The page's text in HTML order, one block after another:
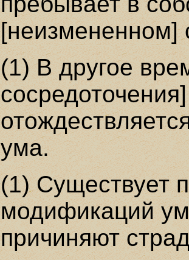
[неизмененном]
(1) В другое
ума.
(1) Существует
модификаций
причиняют